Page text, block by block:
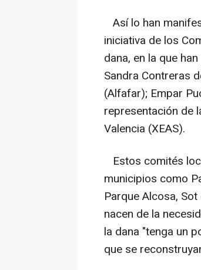
Así lo han
iniciativa de los
dana, en la que
Sandra Contreras
(Alfafar); Empar
representación de
Valencia (XEAS).
Estos comités
municipios como
Parque Alcosa,
nacen de la
la dana "tenga un
que se